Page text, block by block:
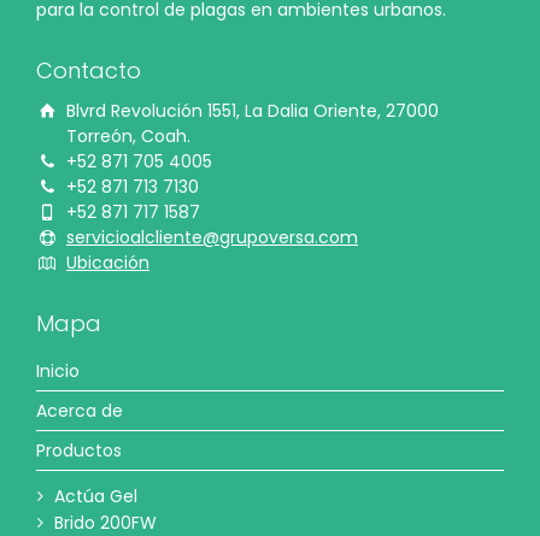
para la control de plagas en ambientes urbanos.
Contacto
Blvrd Revolución 1551, La Dalia Oriente, 27000
Torreón, Coah.
+52 871 705 4005
+52 871 713 7130
+52 871 717 1587
servicioalcliente@grupoversa.com
Ubicación
Mapa
Inicio
Acerca de
Productos
Actúa Gel
Brido 200FW